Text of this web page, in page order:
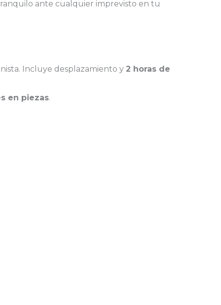
ante cualquier imprevisto en tu
Incluye desplazamiento y 2 horas de
en piezas.